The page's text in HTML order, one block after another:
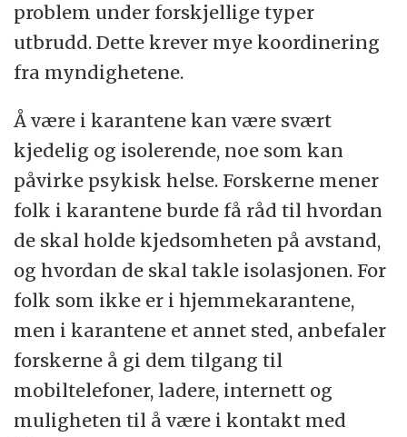
problem under forskjellige typer
utbrudd. Dette krever mye koordinering
fra myndighetene.
Å være i karantene kan være svært
kjedelig og isolerende, noe som kan
påvirke psykisk helse. Forskerne mener
folk i karantene burde få råd til hvordan
de skal holde kjedsomheten på avstand,
og hvordan de skal takle isolasjonen. For
folk som ikke er i hjemmekarantene,
men i karantene et annet sted, anbefaler
forskerne å gi dem tilgang til
mobiltelefoner, ladere, internett og
muligheten til å være i kontakt med